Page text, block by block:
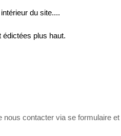
du site....
plus haut.
nous contacter via se formulaire et